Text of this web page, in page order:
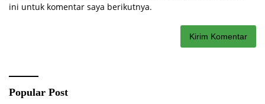
ini untuk komentar saya berikutnya.
Popular Post